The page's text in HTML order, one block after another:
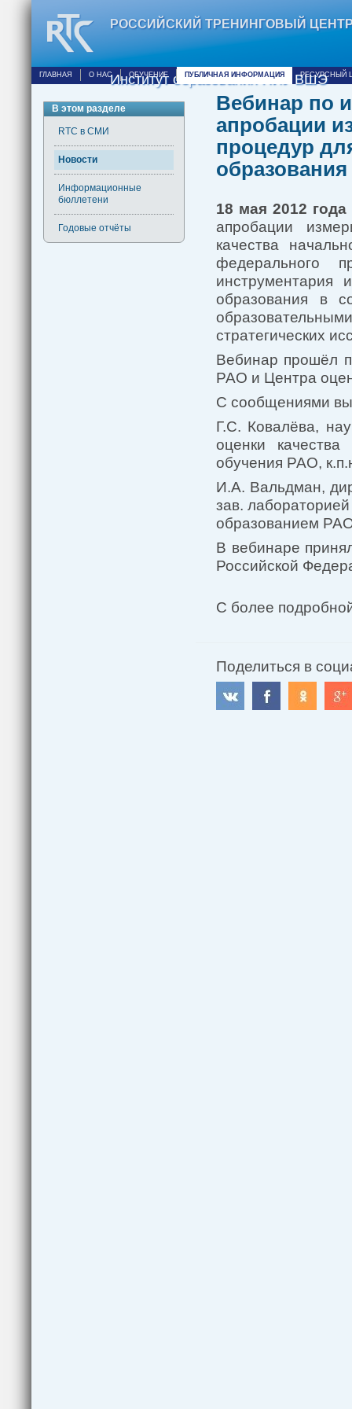
РОССИЙСКИЙ ТРЕНИНГОВЫЙ
Институт образования НИУ ВШЭ
ГЛАВНАЯ О НАС ОБУЧЕНИЕ ПУБЛИЧНАЯ ИНФОРМАЦИЯ РЕСУРСНЫЙ
В этом разделе
RTC в СМИ
Новости
Информационные
бюллетени
Годовые отчёты
Вебинар по
апробации
процедур
образования
18 мая 2012 года
апробации
качества
федерального
инструментария
образования в
стратегических
Вебинар прошёл
РАО и Центра
С сообщениями
Г.С. Ковалёва,
оценки
обучения РАО,
И.А. Вальдман,
зав.
образованием
В вебинаре
Российской
С более
Поделиться в